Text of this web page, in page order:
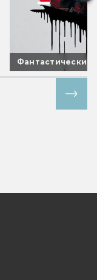
Фантастические